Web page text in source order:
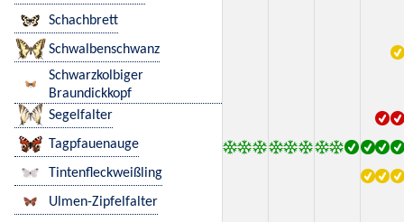
Schachbrett
Schwalbenschwanz
Schwarzkolbiger
Braundickkopf
Segelfalter
Tagpfauenauge
Tintenfleckweißling
Ulmen-Zipfelfalter